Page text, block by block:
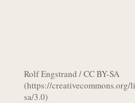
Rolf Engstrand / CC BY-SA
(https://creativecommons.org/
sa/3.0)